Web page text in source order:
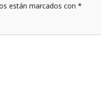
están marcados con *